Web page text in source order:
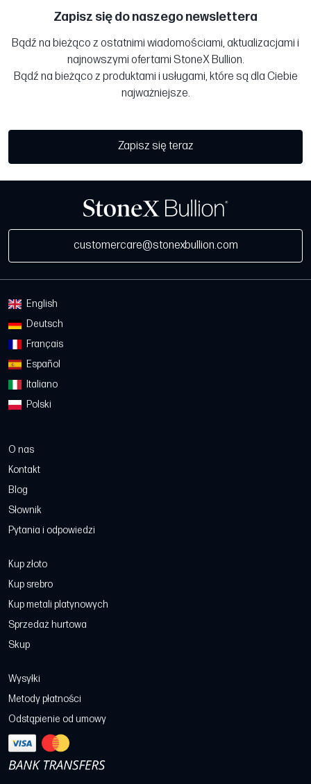
Zapisz się do naszego newslettera
Bądź na bieżąco z ostatnimi wiadomościami, aktualizacjami i
najnowszymi ofertami StoneX Bullion.
Bądź na bieżąco z produktami i usługami, które są dla Ciebie
najważniejsze.
Zapisz się teraz
customercare@stonexbullion.com
English
Deutsch
Français
Español
Italiano
Polski
O nas
Kontakt
Blog
Słownik
Pytania i odpowiedzi
Kup złoto
Kup srebro
Kup metali platynowych
Sprzedaż hurtowa
Skup
Wysyłki
Metody płatności
Odstąpienie od umowy